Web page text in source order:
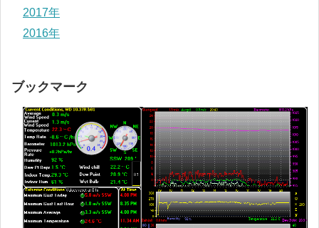
2017年
2016年
ブックマーク